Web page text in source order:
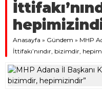
Anasayfa » Gündem » MHP
İttifakı’nındır, bizimdir,